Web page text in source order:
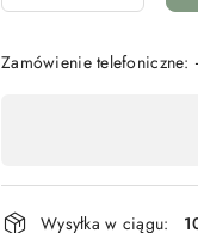
Zamówienie
płatność
Wysyłka w ciągu: